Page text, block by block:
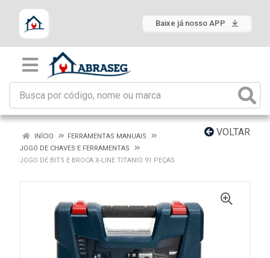
Baixe já nosso APP
VOLTAR
INÍCIO
FERRAMENTAS MANUAIS
JOGO DE CHAVES E FERRAMENTAS
JOGO DE BITS E BROCA X-LINE TITANIO 91 PEÇAS